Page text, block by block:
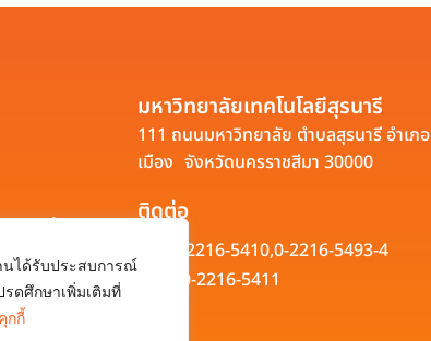
นได้รับประสบการณ์
ดศึกษาเพิ่มเติมที่
กกี้
รนารี
นารี อำเภอ
มหาวิทยาลัยเทคโนโลยีสุรนารี
111 ถนนมหาวิทยาลัย ตำบลสุรนารี อำเภอ
เมือง จังหวัดนครราชสีมา 30000
ติดต่อ
0-2216-5410,0-2216-5493-4
0-2216-5411